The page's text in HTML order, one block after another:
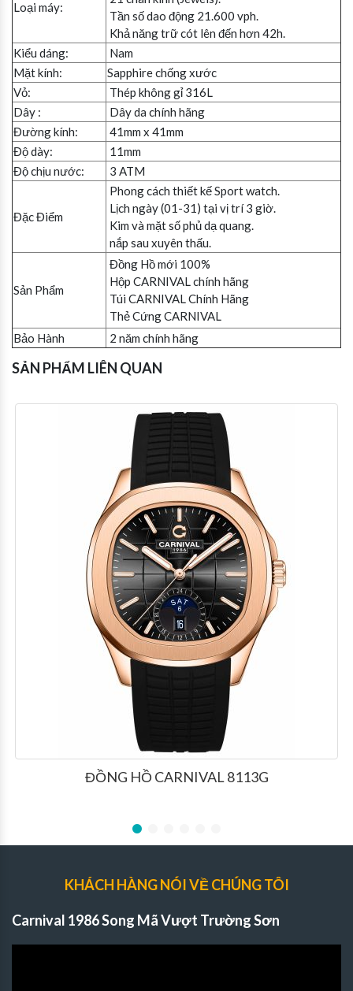
Loại máy:
Tần số dao động 21.600 vph.
Khả năng trữ cót lên đến hơn 42h.
Kiểu dáng:
Nam
Mặt kính:
Sapphire chống xước
Vỏ:
Thép không gỉ 316L
Dây :
Dây da chính hãng
Đường kính:
41mm x 41mm
Độ dày:
11mm
Độ chịu nước:
3 ATM
Đặc Điểm
Phong cách thiết kế Sport watch.
Lịch ngày (01-31) tại vị trí 3 giờ.
Kim và mặt số phủ dạ quang.
nắp sau xuyên thấu.
Sản Phẩm
Đồng Hồ mới 100%
Hộp CARNIVAL chính hãng
Túi CARNIVAL Chính Hãng
Thẻ Cứng CARNIVAL
Bảo Hành
2 năm chính hãng
SẢN PHẨM LIÊN QUAN
ĐỒNG HỒ CARNIVAL 8113G
KHÁCH HÀNG NÓI VỀ CHÚNG TÔI
Carnival 1986 Song Mã Vượt Trường Sơn